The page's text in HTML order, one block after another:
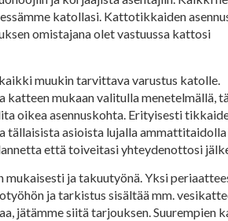
katollasi. Kattotikkaiden
omistajana olet vastuussa kattosi
muukin tarvittava varustus katolle.
mukaan valitulla menetelmällä,
oikea asennuskohta. Erityisesti
tällaisista asioista lujalla
että toiveitasi yhteydenottosi
ja takuutyönä. Yksi
ja tarkistus sisältää mm.
jätämme siitä tarjouksen. Suurempien